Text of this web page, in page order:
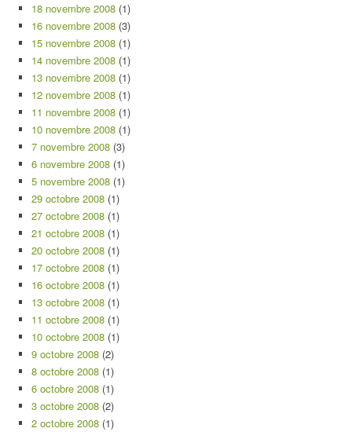
18 novembre 2008 (1)
16 novembre 2008 (3)
15 novembre 2008 (1)
14 novembre 2008 (1)
13 novembre 2008 (1)
12 novembre 2008 (1)
11 novembre 2008 (1)
10 novembre 2008 (1)
7 novembre 2008 (3)
6 novembre 2008 (1)
5 novembre 2008 (1)
29 octobre 2008 (1)
27 octobre 2008 (1)
21 octobre 2008 (1)
20 octobre 2008 (1)
17 octobre 2008 (1)
16 octobre 2008 (1)
13 octobre 2008 (1)
11 octobre 2008 (1)
10 octobre 2008 (1)
9 octobre 2008 (2)
8 octobre 2008 (1)
6 octobre 2008 (1)
3 octobre 2008 (2)
2 octobre 2008 (1)